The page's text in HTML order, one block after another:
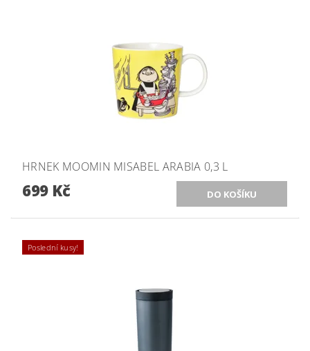
HRNEK MOOMIN MISABEL ARABIA 0,3 L
699 Kč
Poslední kusy!